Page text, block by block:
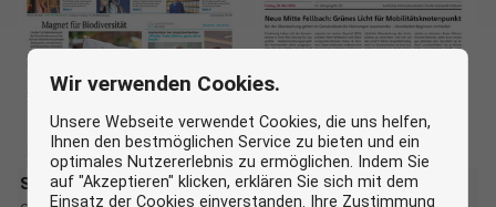
Stuttgarter Zeitung Stuttgarter Zeitung
Wir verwenden Cookies.
Unsere Webseite verwendet Cookies, die uns helfen,
Ihnen den bestmöglichen Service zu bieten und ein
optimales Nutzererlebnis zu ermöglichen. Indem Sie
auf "Akzeptieren" klicken, erklären Sie sich mit dem
Einsatz der Cookies einverstanden. Ihre Zustimmung